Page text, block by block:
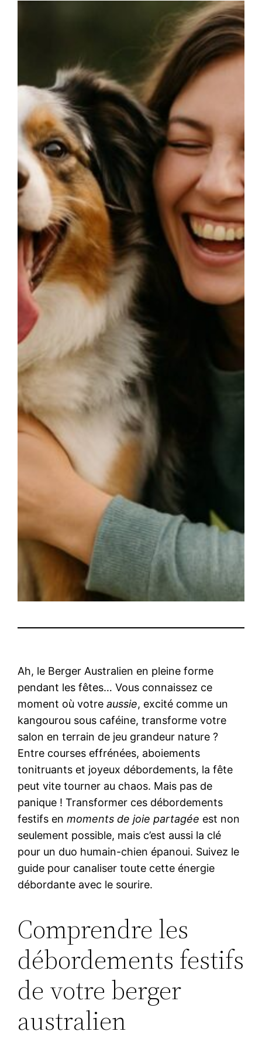
Ah, le Berger Australien en pleine forme
pendant les fêtes… Vous connaissez ce
moment où votreaussie, excité comme un
kangourou sous caféine, transforme votre
salon en terrain de jeu grandeur nature ?
Entre courses effrénées, aboiements
tonitruants et joyeux débordements, la fête
peut vite tourner au chaos. Mais pas de
panique ! Transformer ces débordements
festifs enmoments de joie partagée est non
seulement possible, mais c’est aussi la clé
pour un duo humain-chien épanoui. Suivez le
guide pour canaliser toute cette énergie
débordante avec le sourire.
Comprendre les
débordements festifs
de votre berger
australien